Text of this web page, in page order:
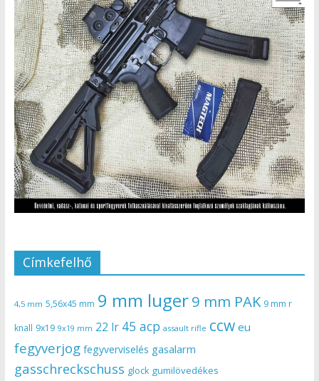
Címkefelhő
4,5 mm 5,56x45 mm 9 mm luger9 mm PAK 9 mm r
knall 9x19 9x19 mm 22 lr 45 acp assault rifle ccw eu
fegyverjog fegyverviselés gasalarm
gasschreckschuss glock gumilövedékes